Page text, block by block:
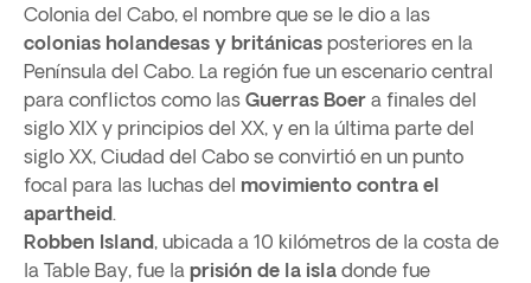
Colonia del Cabo, el nombre que se le dio a las
colonias holandesas y británicas posteriores en la
Península del Cabo. La región fue un escenario central
para conflictos como las Guerras Boer a finales del
siglo XIX y principios del XX, y en la última parte del
siglo XX, Ciudad del Cabo se convirtió en un punto
focal para las luchas del movimiento contra el
apartheid.
Robben Island, ubicada a 10 kilómetros de la costa de
la Table Bay, fue la prisión de la isla donde fue